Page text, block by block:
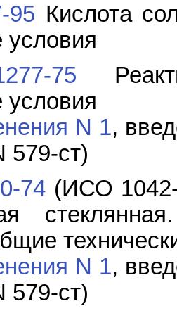
95 Кислота
условия
75
условия
N 1,
579-ст)
74 (ИСО
N 1,
579-ст)